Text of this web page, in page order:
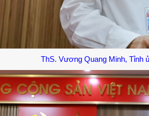
ThS. Vương Quang Minh, Tỉnh